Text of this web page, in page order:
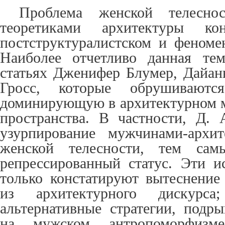
Проблема женской
теоретиками
постструктуралистском и
Наиболее отчетливо данная
статьях Дженифер Блумер,
Гросс, которые
доминирующую в архитектурном
пространства. В частности, Д.
узурпирование мужчинами-
женской телесности, тем
репрессированный статус. Эти
только констатируют
из архитектурного
альтернативные стратегии,